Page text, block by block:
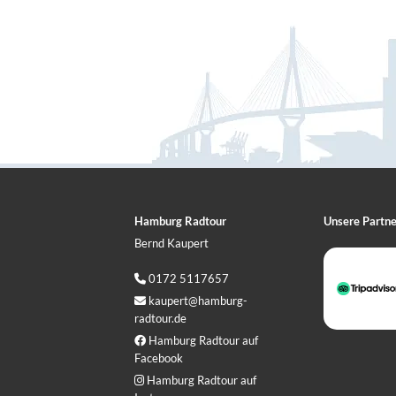
Hamburg Radtour
Bernd Kaupert
 0172 5117657
 kaupert@hamburg-
radtour.de
 Hamburg Radtour auf
Facebook
 Hamburg Radtour auf
Unsere